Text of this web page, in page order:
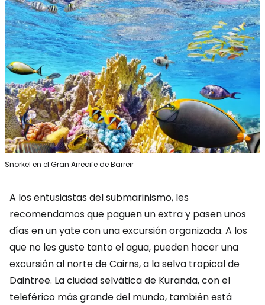
Snorkel en el Gran Arrecife de Barreir
A los entusiastas del submarinismo, les
recomendamos que paguen un extra y pasen unos
días en un yate con una excursión organizada. A los
que no les guste tanto el agua, pueden hacer una
excursión al norte de Cairns, a la selva tropical de
Daintree. La ciudad selvática de Kuranda, con el
teleférico más grande del mundo, también está